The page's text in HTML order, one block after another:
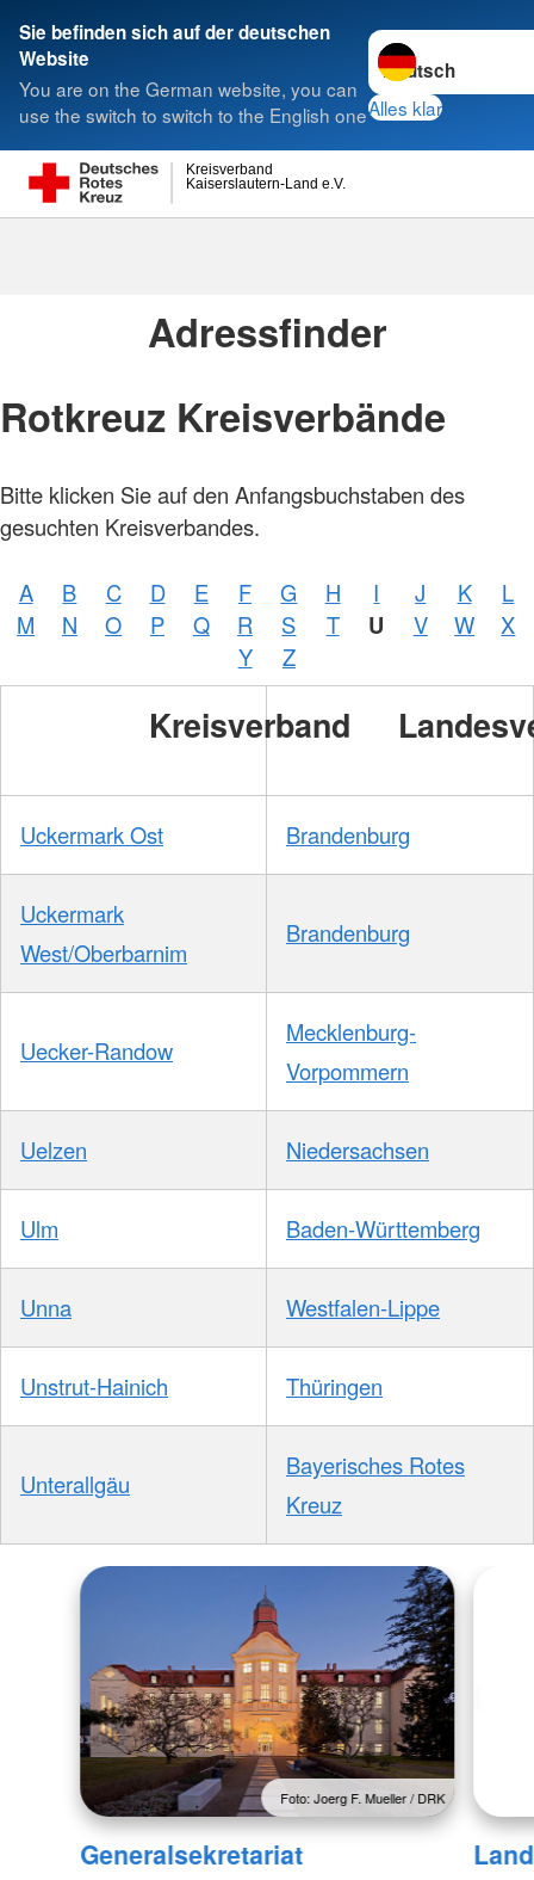
Sie befinden sich auf der deutschen
Website
You are on the German website, you can
use the switch to switch to the English one
Sprache wechseln
Alles klar
Kaiserslautern-Land e.V.
Kreisverband
Suche
Adressfinder
Rotkreuz Kreisverbände
Bitte klicken Sie auf den Anfangsbuchstaben des
gesuchten Kreisverbandes.
A B C D E F G H I J K
L
M
N O P Q R S T U V W
X
Y
Z
Kreisverband
Uckermark Ost Brandenburg
Uckermark
West/Oberbarnim
Brandenburg
Uecker-Randow
Mecklenburg-
Vorpommern
Uelzen Niedersachsen
Ulm Baden-Württemberg
Unna Westfalen-Lippe
Unstrut-Hainich Thüringen
Unterallgäu
Bayerisches Rotes
Kreuz
Foto: Joerg F. Mueller / DRK
Generalsekretariat